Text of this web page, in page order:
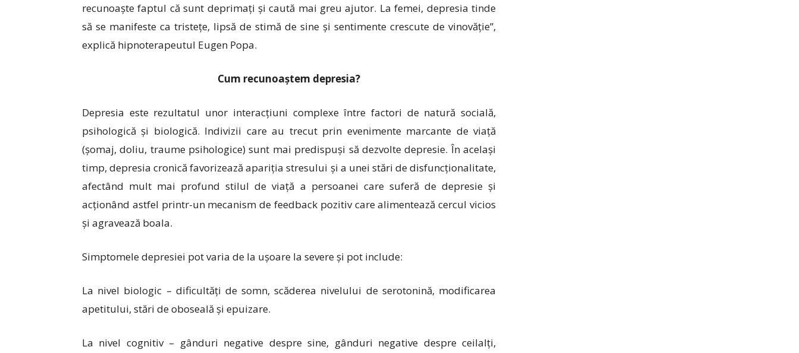
recunoaște faptul că sunt deprimați și caută mai greu ajutor. La femei, depresia tinde
să se manifeste ca tristețe, lipsă de stimă de sine și sentimente crescute de vinovăție”,
explică hipnoterapeutul Eugen Popa.
Cum recunoaștem depresia?
Depresia este rezultatul unor interacțiuni complexe între factori de natură socială,
psihologică și biologică. Indivizii care au trecut prin evenimente marcante de viață
(șomaj, doliu, traume psihologice) sunt mai predispuși să dezvolte depresie. În același
timp, depresia cronică favorizează apariția stresului și a unei stări de disfuncționalitate,
afectând mult mai profund stilul de viață a persoanei care suferă de depresie și
acționând astfel printr-un mecanism de feedback pozitiv care alimentează cercul vicios
și agravează boala.
Simptomele depresiei pot varia de la ușoare la severe și pot include:
La nivel biologic – dificultăți de somn, scăderea nivelului de serotonină, modificarea
apetitului, stări de oboseală și epuizare.
La nivel cognitiv – gânduri negative despre sine, gânduri negative despre ceilalți,